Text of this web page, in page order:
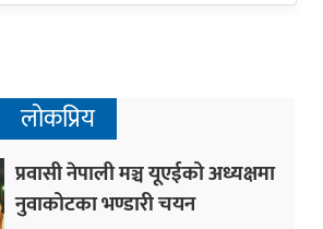
लोकप्रिय
प्रवासी नेपाली मञ्च यूएईको अध्यक्षमा
नुवाकोटका भण्डारी चयन